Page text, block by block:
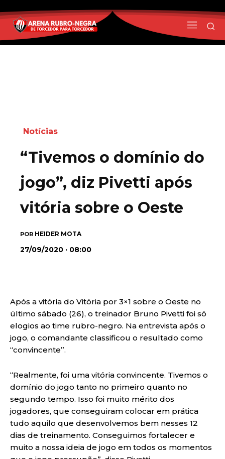
Notícias
“Tivemos o domínio do
jogo”, diz Pivetti após
vitória sobre o Oeste
POR HEIDER MOTA
27/09/2020 · 08:00
Após a vitória do Vitória por 3×1 sobre o Oeste no
último sábado (26), o treinador Bruno Pivetti foi só
elogios ao time rubro-negro. Na entrevista após o
jogo, o comandante classificou o resultado como
“convincente”.
“Realmente, foi uma vitória convincente. Tivemos o
domínio do jogo tanto no primeiro quanto no
segundo tempo. Isso foi muito mérito dos
jogadores, que conseguiram colocar em prática
tudo aquilo que desenvolvemos bem nesses 12
dias de treinamento. Conseguimos fortalecer e
muito a nossa ideia de jogo em todos os momentos